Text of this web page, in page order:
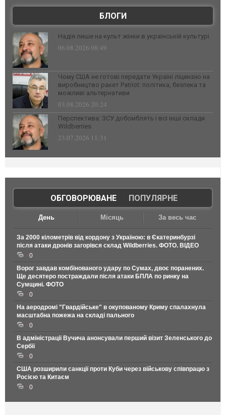
БЛОГИ
Надія лише на культ жінки в українській культурі
06.08.2026 08:49
Чому США не готові передати Україні ліцензію на
виробництво ракет Patriot: політика, безпека та
можливі альтернативи
03.08.2026 20:24
Перспектива: ЗСУ добомблять і всі інші склади
Wildberries
23.07.2026 11:31
ОБГОВОРЮВАНЕ| ПОПУЛЯРНЕ
День Місяць За весь час
За 2000 кілометрів від кордону з Україною: в Єкатеринбурзі
після атаки дронів загорівся склад Wildberries. ФОТО. ВІДЕО
0
Ворог завдав комбінованого удару по Сумах, двоє поранених.
Ще десятеро постраждали після атаки БПЛА по ринку на
Сумщині. ФОТО
0
На аеродромі "Гвардійське" в окупованому Криму спалахнула
масштабна пожежа на складі пального
0
В адміністрації Вучича анонсували перший візит Зеленського до
Сербії
0
США розширили санкції проти Куби через військову співпрацю з
Росією та Китаєм
0